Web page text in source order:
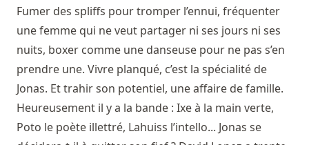
Fumer des spliffs pour tromper l’ennui, fréquenter
une femme qui ne veut partager ni ses jours ni ses
nuits, boxer comme une danseuse pour ne pas s’en
prendre une. Vivre planqué, c’est la spécialité de
Jonas. Et trahir son potentiel, une affaire de famille.
Heureusement il y a la bande : Ixe à la main verte,
Poto le poète illettré, Lahuiss l’intello... Jonas se